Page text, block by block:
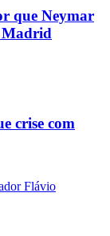
que Neymar
Madrid
crise com